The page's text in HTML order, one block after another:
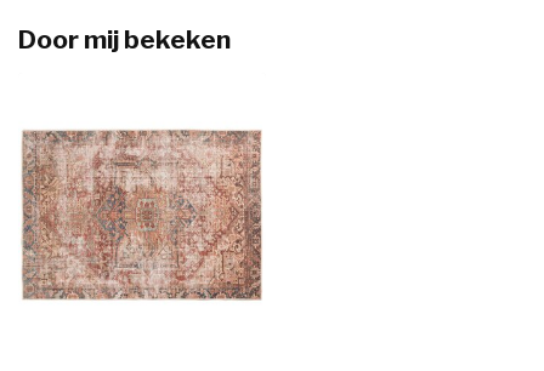
Door mij bekeken